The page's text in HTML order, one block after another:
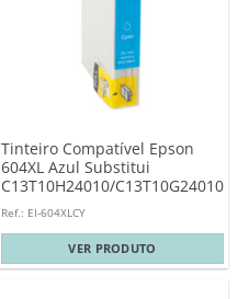
Tinteiro Compatível Epson
604XL Azul Substitui
C13T10H24010/C13T10G24010
Ref.: EI-604XLCY
VER PRODUTO